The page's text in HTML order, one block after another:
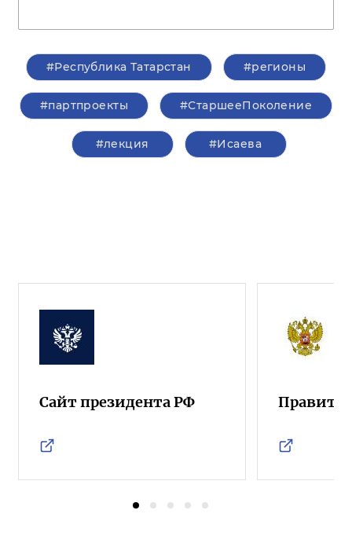
#Республика Татарстан #регионы
#партпроекты #СтаршееПоколение
#лекция #Исаева
Сайт президента РФ